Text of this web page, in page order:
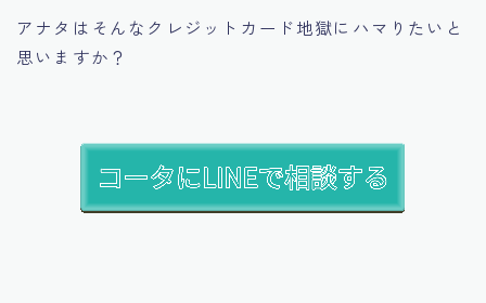
アナタはそんなクレジットカード地獄にハマりたいと
思いますか？